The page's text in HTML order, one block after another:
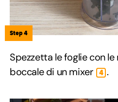
Step 4
Spezzetta le foglie con
boccale di un mixer
4 .